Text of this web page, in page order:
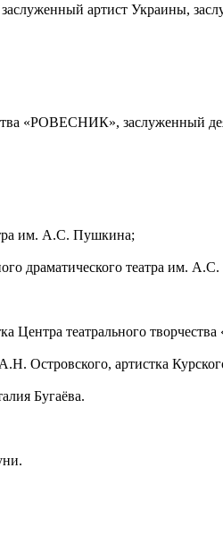
артист Украины,
«РОВЕСНИК», заслуженный
им. А.С. Пушкина;
драматического театра им.
театрального творчества
артистка Курского
Бугаёва.